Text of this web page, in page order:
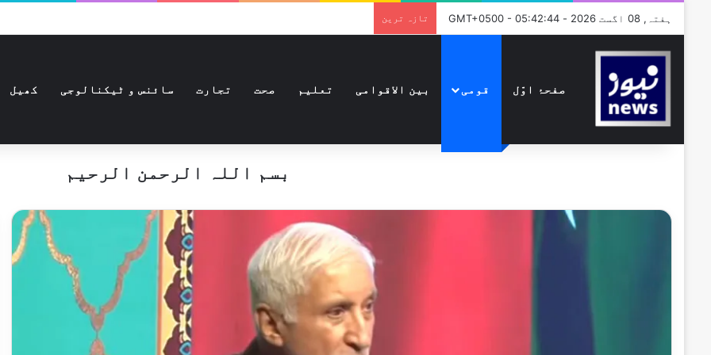
ہفتہ, 08 اگست 2026 - GMT+0500 - 05:42:44 تازہ ترین
صفحۂ اوّل قومی بین الاقوامی تعلیم صحت تجارت سائنس و ٹیکنالوجی کھیل
بسم اللہ الرحمن الرحیم